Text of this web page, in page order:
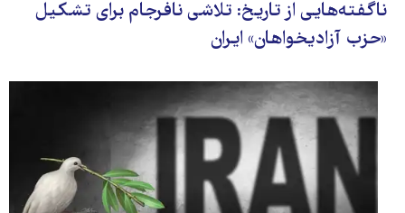
ناگفته‌هایی از تاریخ: تلاشی نافرجام برای تشکیل
«حزب آزادیخواهان» ایران